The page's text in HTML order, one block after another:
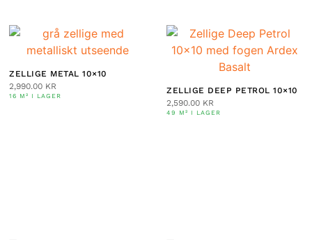
ZELLIGE METAL 10×10
2,990.00 KR
16 M² I LAGER
ZELLIGE DEEP PETROL 10×10
2,590.00 KR
49 M² I LAGER